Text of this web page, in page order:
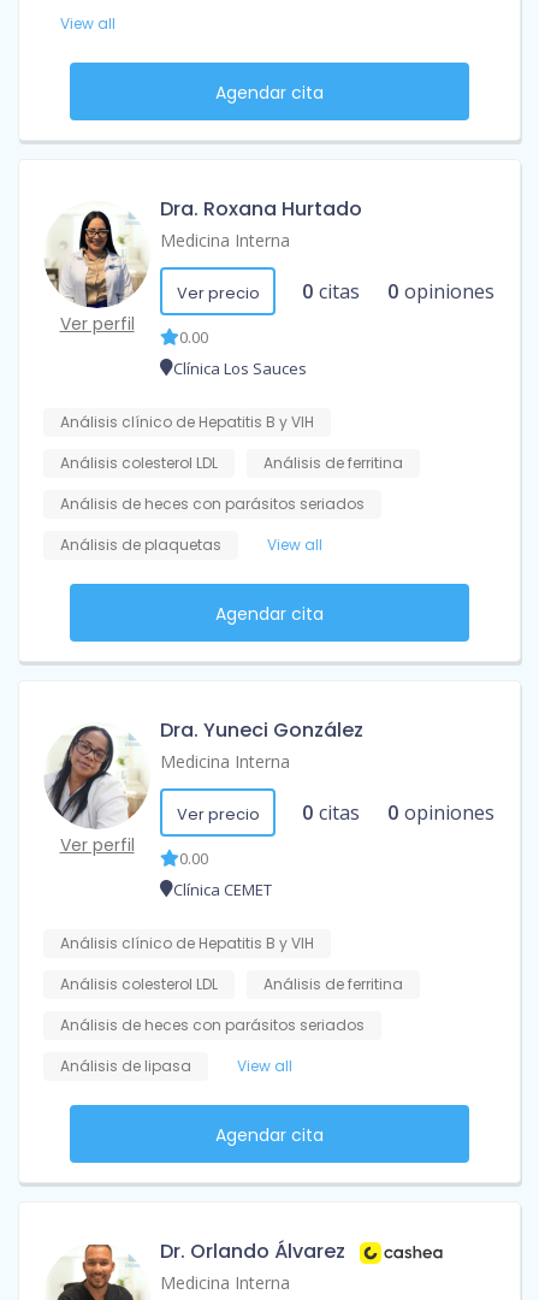
View all
Agendar cita
Ver perfil
Dra. Roxana Hurtado
Medicina Interna
Ver precio 0 citas 0 opiniones
0.00
Clínica Los Sauces
Análisis clínico de Hepatitis B y VIH
Análisis colesterol LDL
Análisis de ferritina
Análisis de heces con parásitos seriados
Análisis de plaquetas
View all
Agendar cita
Ver perfil
Dra. Yuneci González
Medicina Interna
Ver precio 0 citas 0 opiniones
0.00
Clínica CEMET
Análisis clínico de Hepatitis B y VIH
Análisis colesterol LDL
Análisis de ferritina
Análisis de heces con parásitos seriados
Análisis de lipasa
View all
Agendar cita
Dr. Orlando Álvarez
Medicina Interna